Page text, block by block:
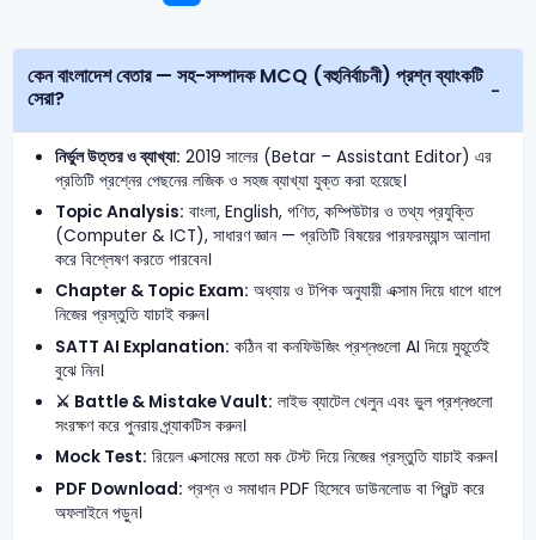
কেন বাংলাদেশ বেতার — সহ-সম্পাদক MCQ (বহুনির্বাচনী) প্রশ্ন ব্যাংকটি
সেরা?
নির্ভুল উত্তর ও ব্যাখ্যা: 2019 সালের (Betar – Assistant Editor) এর
প্রতিটি প্রশ্নের পেছনের লজিক ও সহজ ব্যাখ্যা যুক্ত করা হয়েছে।
Topic Analysis: বাংলা, English, গণিত, কম্পিউটার ও তথ্য প্রযুক্তি
(Computer & ICT), সাধারণ জ্ঞান — প্রতিটি বিষয়ের পারফরম্যান্স আলাদা
করে বিশ্লেষণ করতে পারবেন।
Chapter & Topic Exam: অধ্যায় ও টপিক অনুযায়ী এক্সাম দিয়ে ধাপে ধাপে
নিজের প্রস্তুতি যাচাই করুন।
SATT AI Explanation: কঠিন বা কনফিউজিং প্রশ্নগুলো AI দিয়ে মুহূর্তেই
বুঝে নিন।
⚔️ Battle & Mistake Vault: লাইভ ব্যাটেল খেলুন এবং ভুল প্রশ্নগুলো
সংরক্ষণ করে পুনরায় প্র্যাকটিস করুন।
Mock Test: রিয়েল এক্সামের মতো মক টেস্ট দিয়ে নিজের প্রস্তুতি যাচাই করুন।
PDF Download: প্রশ্ন ও সমাধান PDF হিসেবে ডাউনলোড বা প্রিন্ট করে
অফলাইনে পড়ুন।